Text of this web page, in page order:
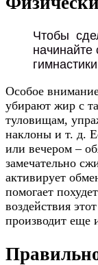
Чтобы
начинайте
Особое
убирают жир с
туловищам,
наклоны и т. д.
или вечером –
замечательно
активирует
помогает
воздействия
производит еще